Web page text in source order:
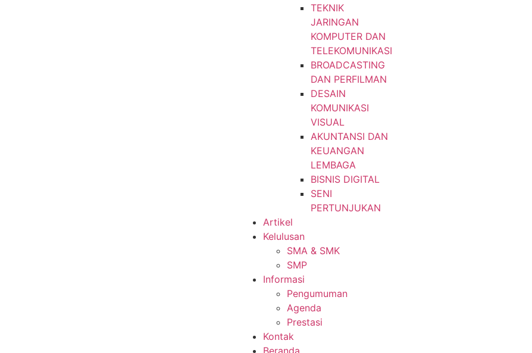
TEKNIK
JARINGAN
KOMPUTER DAN
TELEKOMUNIKASI
BROADCASTING
DAN PERFILMAN
DESAIN
KOMUNIKASI
VISUAL
AKUNTANSI DAN
KEUANGAN
LEMBAGA
BISNIS DIGITAL
SENI
PERTUNJUKAN
Artikel
Kelulusan
SMA & SMK
SMP
Informasi
Pengumuman
Agenda
Prestasi
Kontak
Beranda